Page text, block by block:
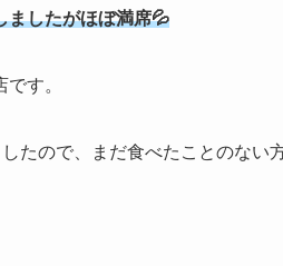
ましたがほぼ満席💦
す。
したので、まだ食べたことのな